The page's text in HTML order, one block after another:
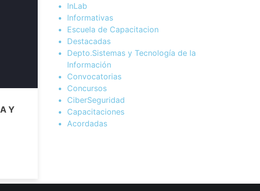
Y
InLab
Informativas
Escuela de Capacitacion
Destacadas
Depto.Sistemas y Tecnología de la
Información
Convocatorias
Concursos
CiberSeguridad
Capacitaciones
Acordadas